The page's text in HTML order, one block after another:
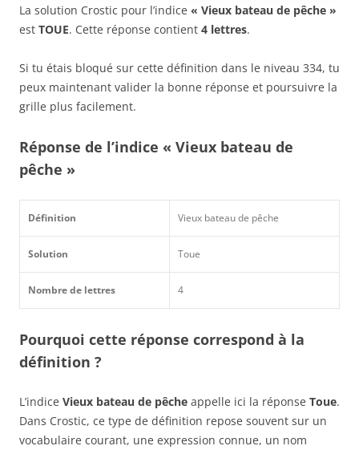
La solution Crostic pour l’indice « Vieux bateau de pêche »
est TOUE. Cette réponse contient 4 lettres.
Si tu étais bloqué sur cette définition dans le niveau 334, tu
peux maintenant valider la bonne réponse et poursuivre la
grille plus facilement.
Réponse de l’indice « Vieux bateau de
pêche »
Définition Vieux bateau de pêche
Solution Toue
Nombre de lettres 4
Pourquoi cette réponse correspond à la
définition ?
L’indice Vieux bateau de pêche appelle ici la réponse Toue.
Dans Crostic, ce type de définition repose souvent sur un
vocabulaire courant, une expression connue, un nom